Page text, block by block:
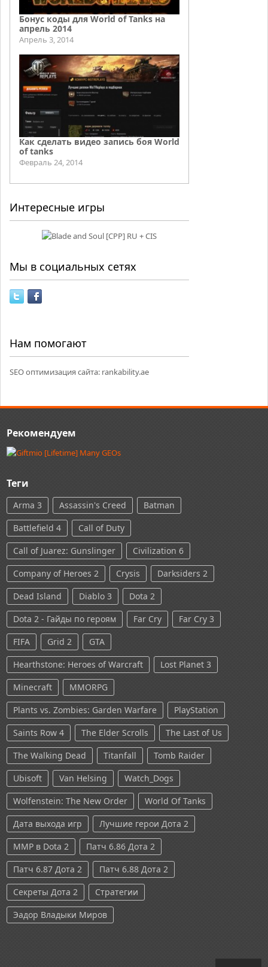
Бонус коды для World of Tanks на
апрель 2014
Апрель 3, 2014
Как сделать видео запись боя World
of tanks
Февраль 24, 2014
Интересные игры
Мы в социальных сетях
Нам помогают
SEO оптимизация сайта: rankability.ae
Рекомендуем
Теги
Arma 3 Assassin's Creed
Batman
Battlefield 4
Call of Duty
Call of Juarez: Gunslinger
Civilization 6
Company of Heroes 2
Crysis
Darksiders 2
Dead Island
Diablo 3
Dota 2
Dota 2 - Гайды по героям
Far Cry
Far Cry 3
FIFA
Grid 2
GTA
Hearthstone: Heroes of Warcraft
Lost Planet 3
Minecraft
MMORPG
Plants vs. Zombies: Garden Warfare
PlayStation
Saints Row 4
The Elder Scrolls
The Last of Us
The Walking Dead
Titanfall
Tomb Raider
Ubisoft
Van Helsing
Watch_Dogs
Wolfenstein: The New Order
World Of Tanks
Дата выхода игр
Лучшие герои Дота 2
ММР в Dota 2
Патч 6.86 Дота 2
Патч 6.87 Дота 2
Патч 6.88 Дота 2
Секреты Дота 2
Стратегии
Эадор Владыки Миров